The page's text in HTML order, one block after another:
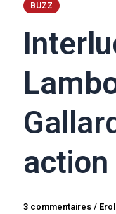
BUZZ
action
3 commentaires /